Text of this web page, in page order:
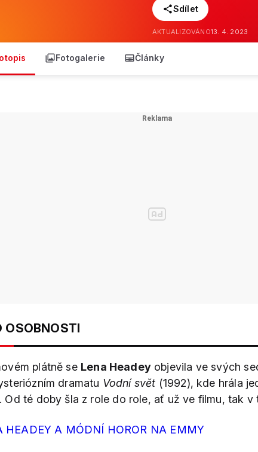
Sdílet
AKTUALIZOVÁNO13. 4. 2023
Fotogalerie Články
OSOBNOSTI
plátně se Lena Headeyobjevila ve svých
dramatu Vodní svět (1992), kde hrála
Od té doby šla z role do role, ať už ve filmu, tak v
HEADEY A MÓDNÍ HOROR NA EMMY